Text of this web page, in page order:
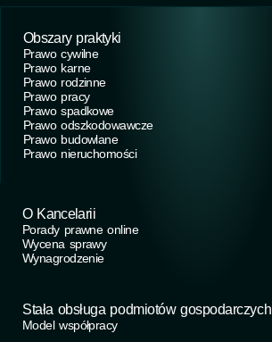
Obszary praktyki
Prawo cywilne
Prawo karne
Prawo rodzinne
Prawo pracy
Prawo spadkowe
Prawo odszkodowawcze
Prawo budowlane
Prawo nieruchomości
O Kancelarii
Porady prawne online
Wycena sprawy
Wynagrodzenie
Stała obsługa podmiotów gospodarczych
Model współpracy